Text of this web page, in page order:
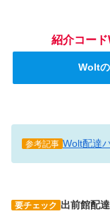
紹介コード
Wolt
参考記事 Wolt配達
要チェック 出前館配